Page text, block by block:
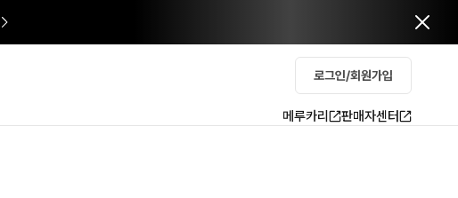
로그인/회원가입
메루카리 판매자센터